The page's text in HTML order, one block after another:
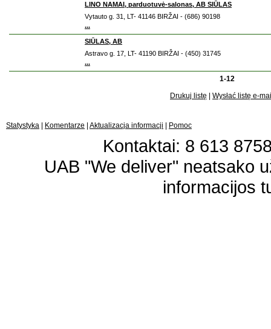
LINO NAMAI, parduotuvė-salonas, AB SIŪLAS
Vytauto g. 31, LT- 41146 BIRŽAI - (686) 90198
...
SIŪLAS, AB
Astravo g. 17, LT- 41190 BIRŽAI - (450) 31745
...
1-12
Drukuj listę
Wysłać listę e-
Statystyka Komentarze Aktualizacja informacji Pomoc
Kontaktai: 8 613
UAB "We deliver" neatsako
informacijos